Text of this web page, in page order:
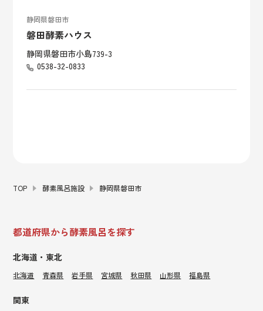
静岡県磐田市
磐田酵素ハウス
静岡県磐田市小島739-3
0538-32-0833
TOP 酵素風呂施設 静岡県磐田市
都道府県から酵素風呂を探す
北海道・東北
北海道 青森県 岩手県 宮城県 秋田県 山形県 福島県
関東